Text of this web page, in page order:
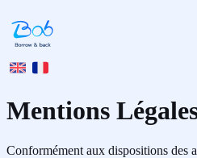
Mentions
Conformément aux dispositions